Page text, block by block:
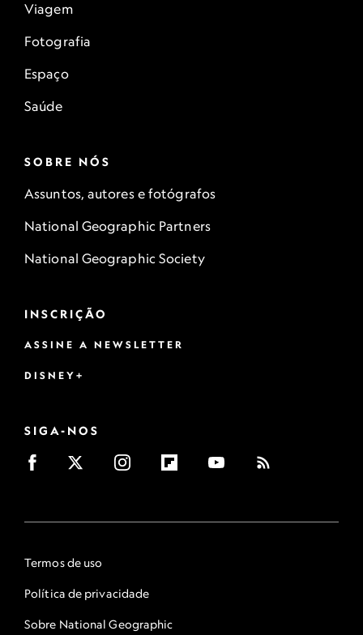
Viagem
Fotografia
Espaço
Saúde
SOBRE NÓS
Assuntos, autores e fotógrafos
National Geographic Partners
National Geographic Society
INSCRIÇÃO
ASSINE A NEWSLETTER
DISNEY+
SIGA-NOS
Termos de uso
Política de privacidade
Sobre National Geographic